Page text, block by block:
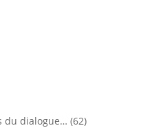
du dialogue… (62)